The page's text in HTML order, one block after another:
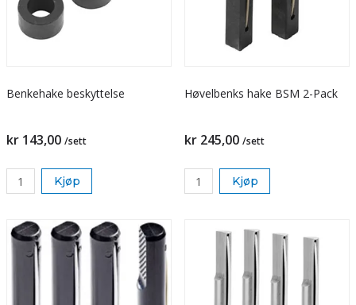
Benkehake beskyttelse
kr 143,00 /sett
Kjøp
Høvelbenks hake BSM 2-Pack
kr 245,00 /sett
Kjøp